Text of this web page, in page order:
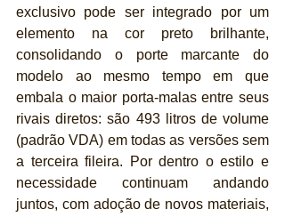
exclusivo pode ser integrado por um
elemento na cor preto brilhante,
consolidando o porte marcante do
modelo ao mesmo tempo em que
embala o maior porta-malas entre seus
rivais diretos: são 493 litros de volume
(padrão VDA) em todas as versões sem
a terceira fileira. Por dentro o estilo e
necessidade continuam andando
juntos, com adoção de novos materiais,